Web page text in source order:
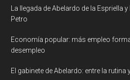
La llegada de Abelardo de la Espriella
Petro
Economía popular: más empleo
desempleo
El gabinete de Abelardo: entre la rutina